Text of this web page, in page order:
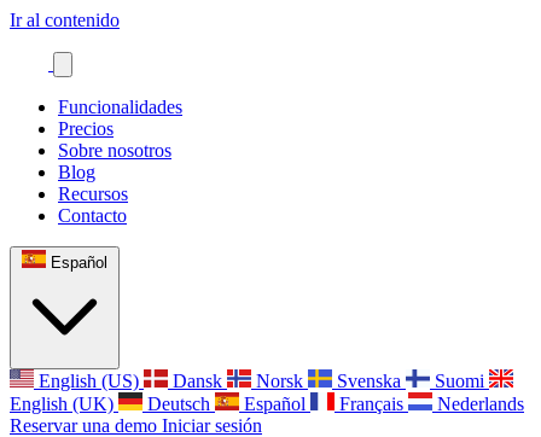
Ir al contenido
Funcionalidades
Precios
Sobre nosotros
Blog
Recursos
Contacto
Español
English (US) Dansk Norsk Svenska
Suomi
English (UK)
Deutsch Español Français
Nederlands
Reservar una demo Iniciar sesión